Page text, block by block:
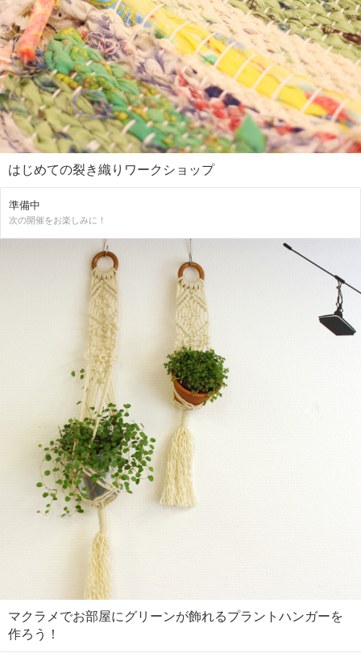
はじめての裂き織りワークショップ
準備中
次の開催をお楽しみに！
マクラメでお部屋にグリーンが飾れるプラントハンガーを
作ろう！